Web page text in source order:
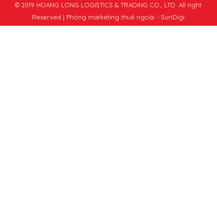
© 2019 HOANG LONG LOGISTICS & TRADING CO., LTD. All right
Reserved | Phòng marketing thuê ngoài - SunDigi